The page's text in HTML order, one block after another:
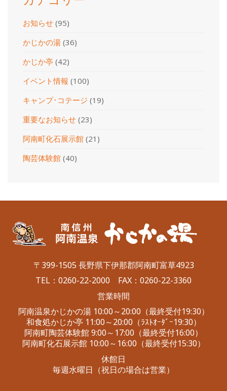
お知らせ (95)
かじかの湯 (36)
かじか亭 (42)
イベント情報 (100)
キャンプ･コテージ (19)
重要なお知らせ (23)
阿南町化石展示館 (21)
陶芸体験館 (40)
〒399-1505 長野県下伊那郡阿南町富草4923
TEL： 0260-22-2000 FAX：0260-22-3360
営業時間
阿南温泉かじかの湯 10:00～20:00（最終受付19:30）
和食処かじか亭 11:00～20:00（ﾗｽﾄｵｰﾀﾞｰ19:30）
阿南町陶芸体験館 9:00～17:00（最終受付16:00）
阿南町化石展示館 10:00～16:00（最終受付15:30）
休館日
毎週水曜日（祝日の場合は営業）